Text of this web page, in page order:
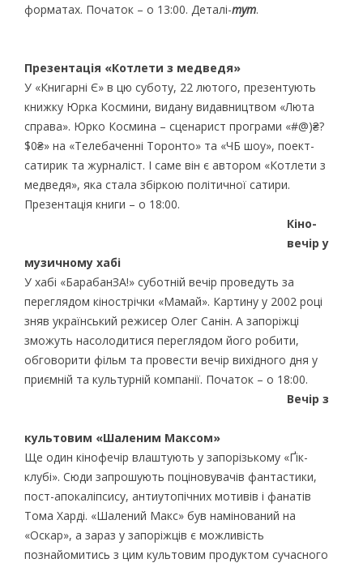
форматах. Початок – о 13:00. Деталі-тут.
Презентація «Котлети з медведя»
У «Книгарні Є» в цю суботу, 22 лютого, презентують
книжку Юрка Космини, видану видавництвом «Люта
справа». Юрко Космина – сценарист програми «#@)₴?
$0₴» на «Телебаченні Торонто» та «ЧБ шоу», поект-
сатирик та журналіст. І саме він є автором «Котлети з
медведя», яка стала збіркою політичної сатири.
Презентація книги – о 18:00.
Кіно-
вечір у
музичному хабі
У хабі «БарабанЗА!» суботній вечір проведуть за
переглядом кінострічки «Мамай». Картину у 2002 році
зняв український режисер Олег Санін. А запоріжці
зможуть насолодитися переглядом його робити,
обговорити фільм та провести вечір вихідного дня у
приємній та культурній компанії. Початок – о 18:00.
Вечір з
культовим «Шаленим Максом»
Ще один кінофечір влаштують у запорізькому «Ґік-
клубі». Сюди запрошують поціновувачів фантастики,
пост-апокаліпсису, антиутопічних мотивів і фанатів
Тома Харді. «Шалений Макс» був намінований на
«Оскар», а зараз у запоріжців є можливість
познайомитись з цим культовим продуктом сучасного